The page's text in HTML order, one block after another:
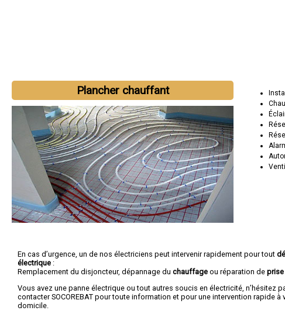
Plancher chauffant
En cas d’urgence, un de nos électriciens peut intervenir rapidement pour tout
électrique :
Remplacement du disjoncteur, dépannage du chauffage ou réparation de
Vous avez une panne électrique ou tout autres soucis en électricité, n’hésitez
contacter SOCOREBAT pour toute information et pour une intervention rapide à
domicile.